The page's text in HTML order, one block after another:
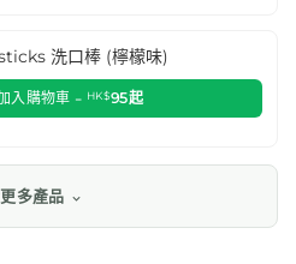
洗口棒 (檸檬味)
入購物車 - HK$95起
多產品